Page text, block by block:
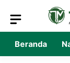
isi
Beranda